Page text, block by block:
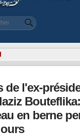
de
de l'ex-
Bouteflika:
en berne